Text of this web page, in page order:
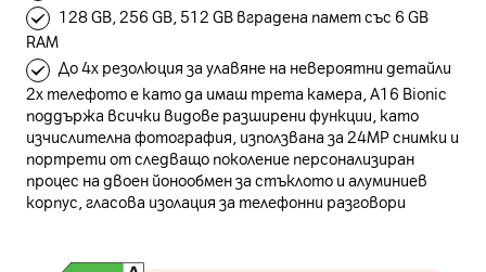
128 GB, 256 GB, 512 GB вградена памет със 6 GB
RAM
До 4x резолюция за улавяне на невероятни детайли
2x телефото е като да имаш трета камера, A16 Bionic
поддържа всички видове разширени функции, като
изчислителна фотография, използвана за 24MP снимки и
портрети от следващо поколение персонализиран
процес на двоен йонообмен за стъклото и алуминиев
корпус, гласова изолация за телефонни разговори